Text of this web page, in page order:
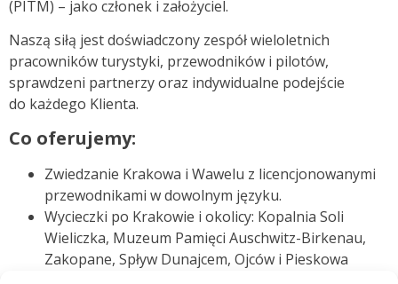
(PITM) – jako członek i założyciel.
Naszą siłą jest doświadczony zespół wieloletnich
pracowników turystyki, przewodników i pilotów,
sprawdzeni partnerzy oraz indywidualne podejście
do każdego Klienta.
Co oferujemy:
Zwiedzanie Krakowa i Wawelu z licencjonowanymi
przewodnikami w dowolnym języku.
Wycieczki po Krakowie i okolicy: Kopalnia Soli
Wieliczka, Muzeum Pamięci Auschwitz-Birkenau,
Zakopane, Spływ Dunajcem, Ojców i Pieskowa